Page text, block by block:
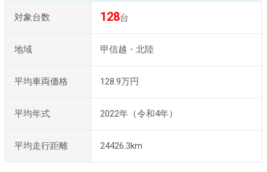
対象台数 128台
地域 甲信越・北陸
平均車両価格 128.9万円
平均年式 2022年（令和4年）
平均走行距離 24426.3km